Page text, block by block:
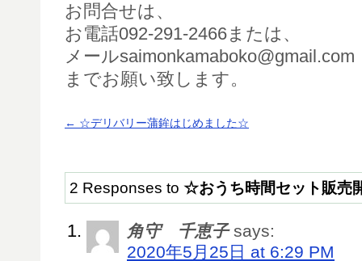
お問合せは、
お電話092-291-2466または、
メールsaimonkamaboko@gmail.com
までお願い致します。
← ☆デリバリー蒲鉾はじめました☆
2 Responses to ☆おうち時間セット販売
角守 千恵子 says:
2020年5月25日 at 6:29 PM